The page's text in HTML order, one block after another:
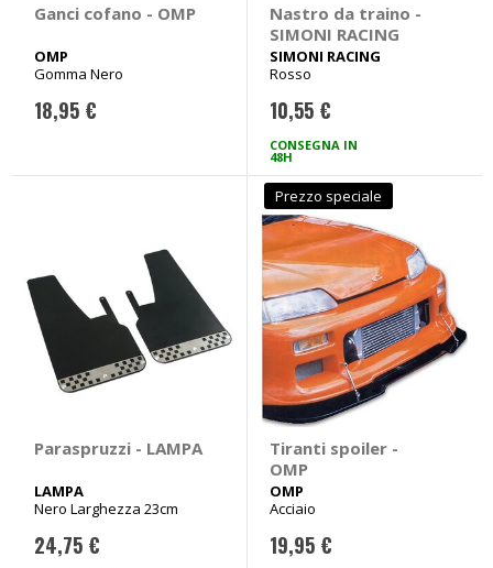
Ganci cofano - OMP
OMP
Gomma Nero
18,95 €
Nastro da traino -
SIMONI RACING
SIMONI RACING
Rosso
10,55 €
CONSEGNA IN
48H
Paraspruzzi - LAMPA
LAMPA
Nero Larghezza 23cm
24,75 €
Prezzo speciale
Tiranti spoiler -
OMP
OMP
Acciaio
19,95 €